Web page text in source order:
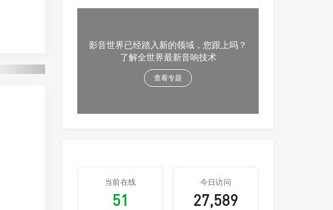
影音世界已经踏入新的领域，您跟上吗？
了解全世界最新音响技术
查看专题
当前在线
51
今日访问
27,589